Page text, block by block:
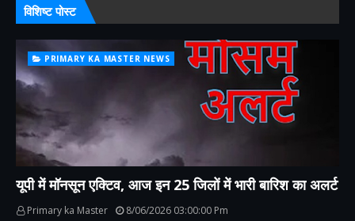
विशिष्ट पोस्ट
PRIMARY KA MASTER NEWS
यूपी में मॉनसून एक्टिव, आज इन 25 जिलों में भारी बारिश का अलर्ट
Primary ka Master 8/06/2026 03:00:00 Pm